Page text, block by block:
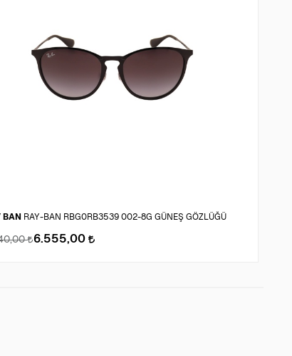
BAN RAY-BAN RBG0RB3539 002-8G GÜNEŞ GÖZLÜĞÜ
6.555,00